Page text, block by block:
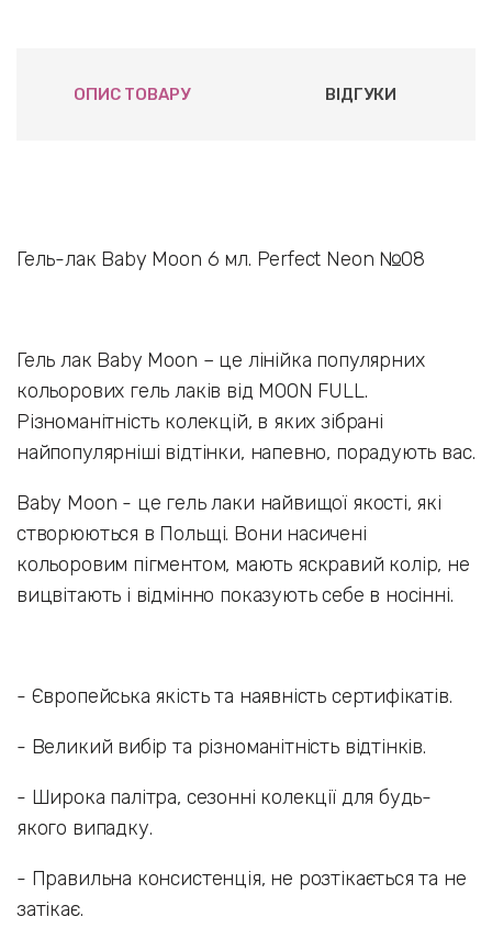
ОПИС ТОВАРУ ВІДГУКИ
Гель-лак Baby Moon 6 мл. Perfect Neon №08
Гель лак Baby Moon – це лінійка популярних
кольорових гель лаків від MOON FULL.
Різноманітність колекцій, в яких зібрані
найпопулярніші відтінки, напевно, порадують вас.
Baby Moon - це гель лаки найвищої якості, які
створюються в Польщі. Вони насичені
кольоровим пігментом, мають яскравий колір, не
вицвітають і відмінно показують себе в носінні.
- Європейська якість та наявність сертифікатів.
- Великий вибір та різноманітність відтінків.
- Широка палітра, сезонні колекції для будь-
якого випадку.
- Правильна консистенція, не розтікається та не
затікає.